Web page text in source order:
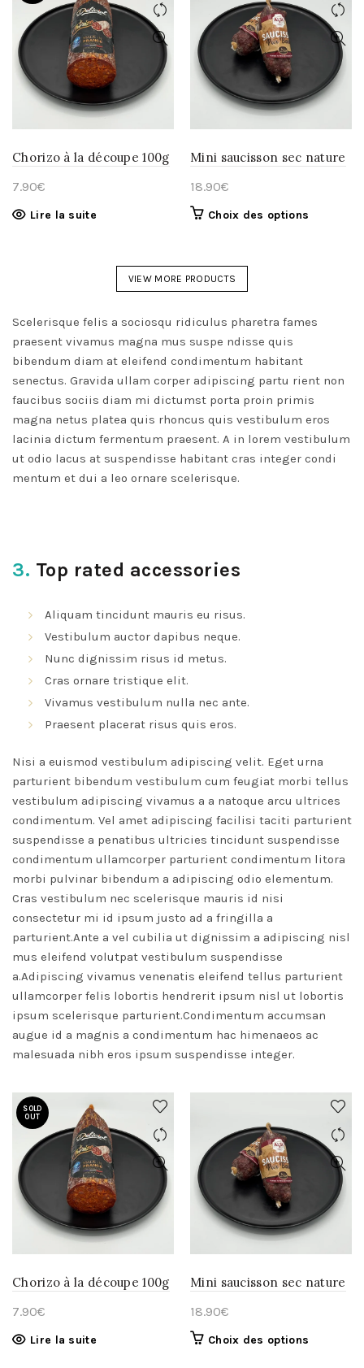
Chorizo à la découpe 100g
7.90€
Lire la suite
Mini saucisson sec nature
18.90€
Choix des options
options
choisies
sur
la
page
du
VIEW MORE PRODUCTS
Scelerisque felis a sociosqu ridiculus pharetra fames
praesent vivamus magna mus suspe ndisse quis
bibendum diam at eleifend condimentum habitant
senectus. Gravida ullam corper adipiscing partu rient non
faucibus sociis diam mi dictumst porta proin primis
magna netus platea quis rhoncus quis vestibulum eros
lacinia dictum fermentum praesent. A in lorem vestibulum
ut odio lacus at suspendisse habitant cras integer condi
mentum et dui a leo ornare scelerisque.
3. Top rated accessories
Aliquam tincidunt mauris eu risus.
Vestibulum auctor dapibus neque.
Nunc dignissim risus id metus.
Cras ornare tristique elit.
Vivamus vestibulum nulla nec ante.
Praesent placerat risus quis eros.
Nisi a euismod vestibulum adipiscing velit. Eget urna
parturient bibendum vestibulum cum feugiat morbi tellus
vestibulum adipiscing vivamus a a natoque arcu ultrices
condimentum. Vel amet adipiscing facilisi taciti parturient
suspendisse a penatibus ultricies tincidunt suspendisse
condimentum ullamcorper parturient condimentum litora
morbi pulvinar bibendum a adipiscing odio elementum.
Cras vestibulum nec scelerisque mauris id nisi
consectetur mi id ipsum justo ad a fringilla a
parturient.Ante a vel cubilia ut dignissim a adipiscing nisl
mus eleifend volutpat vestibulum suspendisse
a.Adipiscing vivamus venenatis eleifend tellus parturient
ullamcorper felis lobortis hendrerit ipsum nisl ut lobortis
ipsum scelerisque parturient.Condimentum accumsan
augue id a magnis a condimentum hac himenaeos ac
malesuada nibh eros ipsum suspendisse integer.
SOLD
OUT
Chorizo à la découpe 100g
7.90€
Lire la suite
Mini saucisson sec nature
18.90€
Choix des options